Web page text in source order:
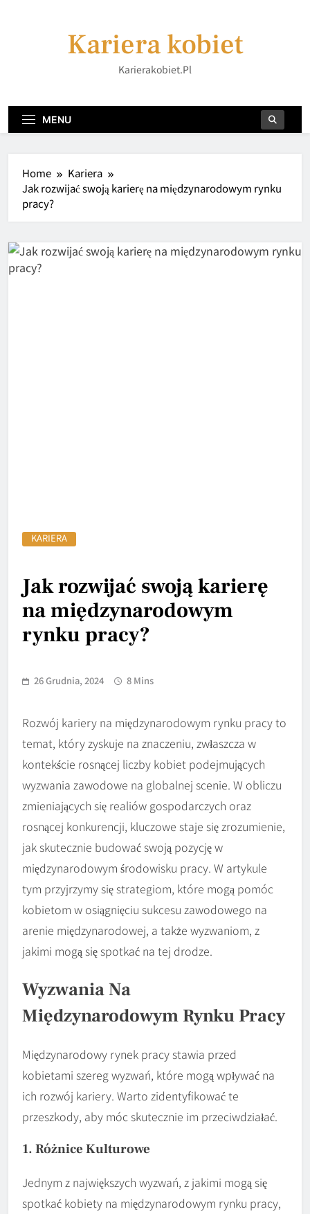
Kariera kobiet
Karierakobiet.pl
MENU
Home
Kariera
Jak rozwijać swoją karierę na międzynarodowym rynku
pracy?
KARIERA
Jak rozwijać swoją karierę
na międzynarodowym
rynku pracy?
26 Grudnia, 2024 8 Mins
Rozwój kariery na międzynarodowym rynku pracy to
temat, który zyskuje na znaczeniu, zwłaszcza w
kontekście rosnącej liczby kobiet podejmujących
wyzwania zawodowe na globalnej scenie. W obliczu
zmieniających się realiów gospodarczych oraz
rosnącej konkurencji, kluczowe staje się zrozumienie,
jak skutecznie budować swoją pozycję w
międzynarodowym środowisku pracy. W artykule
tym przyjrzymy się strategiom, które mogą pomóc
kobietom w osiągnięciu sukcesu zawodowego na
arenie międzynarodowej, a także wyzwaniom, z
jakimi mogą się spotkać na tej drodze.
Wyzwania Na
Międzynarodowym Rynku Pracy
Międzynarodowy rynek pracy stawia przed
kobietami szereg wyzwań, które mogą wpływać na
ich rozwój kariery. Warto zidentyfikować te
przeszkody, aby móc skutecznie im przeciwdziałać.
1. Różnice Kulturowe
Jednym z największych wyzwań, z jakimi mogą się
spotkać kobiety na międzynarodowym rynku pracy,